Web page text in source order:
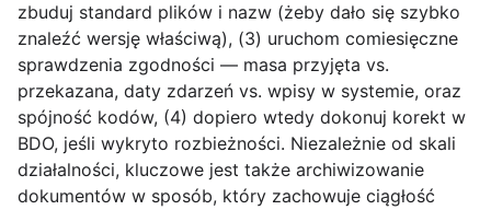
zbuduj standard plików i nazw (żeby dało się szybko
znaleźć wersję właściwą), (3) uruchom comiesięczne
sprawdzenia zgodności — masa przyjęta vs.
przekazana, daty zdarzeń vs. wpisy w systemie, oraz
spójność kodów, (4) dopiero wtedy dokonuj korekt w
BDO, jeśli wykryto rozbieżności. Niezależnie od skali
działalności, kluczowe jest także archiwizowanie
dokumentów w sposób, który zachowuje ciągłość